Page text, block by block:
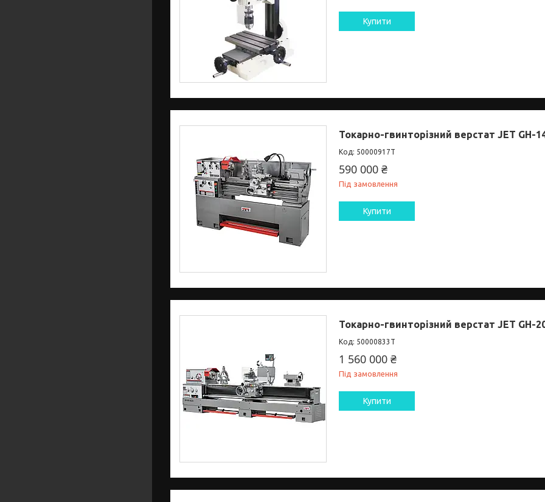
Купити
Токарно-гвинторізний верстат JET GH-
50000917T
590 000 ₴
Під замовлення
Купити
Токарно-гвинторізний верстат JET GH-
50000833T
1 560 000 ₴
Під замовлення
Купити